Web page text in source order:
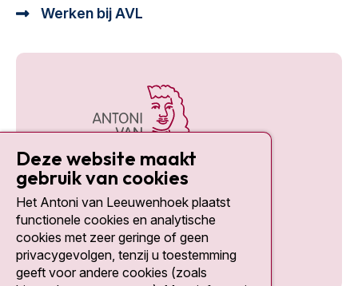
Werken bij AVL
Social media
Deze website maakt
gebruik van cookies
Het Antoni van Leeuwenhoek plaatst
functionele cookies en analytische
cookies met zeer geringe of geen
privacygevolgen, tenzij u toestemming
geeft voor andere cookies (zoals